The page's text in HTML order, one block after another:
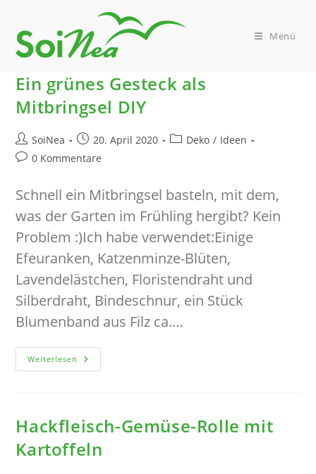
springen
Menü
Ein grünes Gesteck als
Mitbringsel DIY
Beitrags-
Autor:
SoiNea
Beitrag
veröffentlicht:
20. April 2020
Beitrags-
Deko / Ideen
Beitrags-
0 Kommentare
Schnell ein Mitbringsel basteln, mit dem,
was der Garten im Frühling hergibt? Kein
Problem :)Ich habe verwendet:Einige
Efeuranken, Katzenminze-Blüten,
Lavendelästchen, Floristendraht und
Silberdraht, Bindeschnur, ein Stück
Blumenband aus Filz ca.…
Weiterlesen Ein
Grünes
Hackfleisch-Gemüse-Rolle mit
Kartoffeln